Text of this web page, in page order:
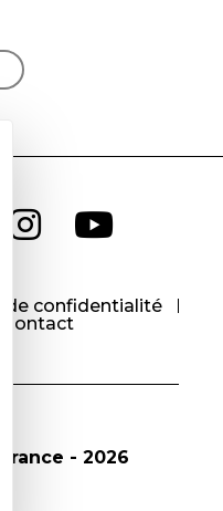
de confidentialité
Contact
- 2026